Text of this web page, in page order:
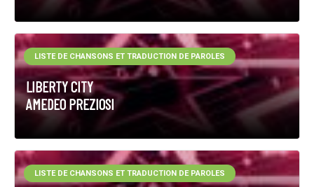
LIBERTY CITY
AMEDEO PREZIOSI
LISTE DE CHANSONS ET TRADUCTION DE PAROLES
LISTE DE CHANSONS ET TRADUCTION DE PAROLES